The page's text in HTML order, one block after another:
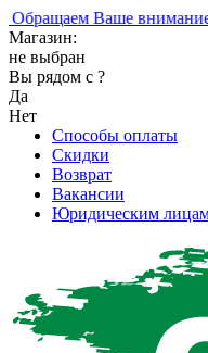
Ваше внимание,
Магазин:
не выбран
Вы рядом с ?
Да
Нет
Способы оплаты
Скидки
Возврат
Вакансии
Юридическим